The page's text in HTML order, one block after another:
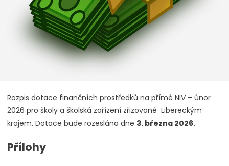
Rozpis dotace finančních prostředků na přímé NIV – únor
2026 pro školy a školská zařízení zřizované Libereckým
krajem. Dotace bude rozeslána dne 3. března 2026.
Přílohy